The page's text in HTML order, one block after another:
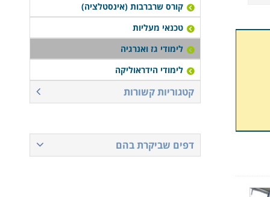
קורס שרברבות (אינסטלציה)
טכנאי מעליות
לימודי גז ואנרגיה
לימודי הידראוליקה
קטגוריות קשורות
דפים שביקרת בהם